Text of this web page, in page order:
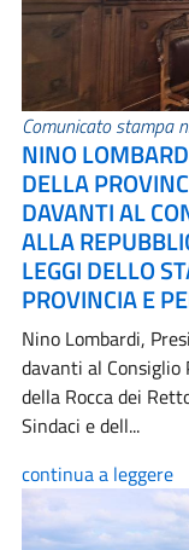
Comunicato
NINO
DELLA
DAVANTI AL
ALLA
LEGGI DELLO
PROVINCIA E
Nino Lombardi,
davanti al
della Rocca dei
Sindaci e dell...
continua a leggere